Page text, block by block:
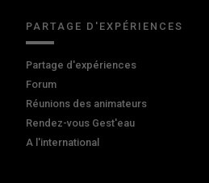
PARTAGE D'EXPÉRIENCES
Partage d'expériences
Forum
Réunions des animateurs
Rendez-vous Gest'eau
A l'international